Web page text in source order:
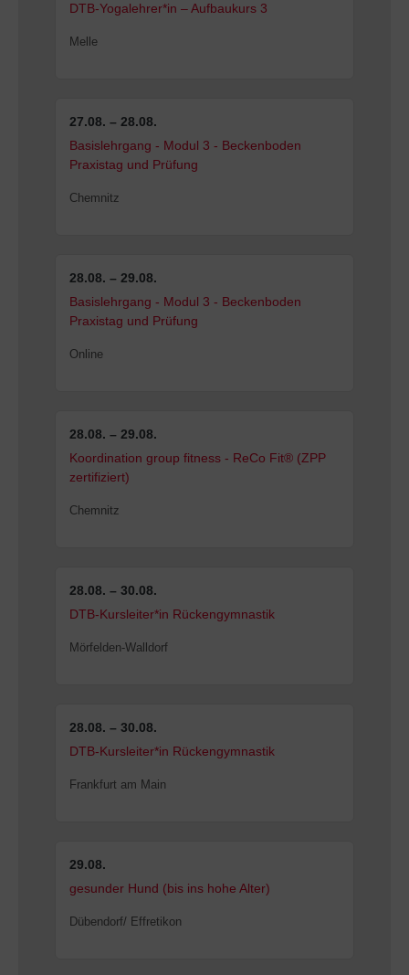
DTB-Yogalehrer*in – Aufbaukurs 3
Melle
27.08. – 28.08.
Basislehrgang - Modul 3 - Beckenboden
Praxistag und Prüfung
Chemnitz
28.08. – 29.08.
Basislehrgang - Modul 3 - Beckenboden
Praxistag und Prüfung
Online
28.08. – 29.08.
Koordination group fitness - ReCo Fit® (ZPP
zertifiziert)
Chemnitz
28.08. – 30.08.
DTB-Kursleiter*in Rückengymnastik
Mörfelden-Walldorf
28.08. – 30.08.
DTB-Kursleiter*in Rückengymnastik
Frankfurt am Main
29.08.
gesunder Hund (bis ins hohe Alter)
Dübendorf/ Effretikon